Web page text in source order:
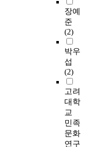
장예
준
(2)
박우
섭
(2)
고려
대학
교
민족
문화
연구